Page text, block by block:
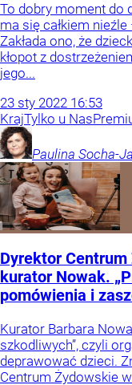
To dobry moment do
ma się całkiem
Zakłada ono, że
kłopot z
jego...
23 sty 2022 16:53
KrajTylko u Nas
Paulina Socha-
Dyrektor
kurator Nowak.
pomówienia i
Kurator Barbara
szkodliwych”, czyli
deprawować dzieci.
Centrum Żydowskie